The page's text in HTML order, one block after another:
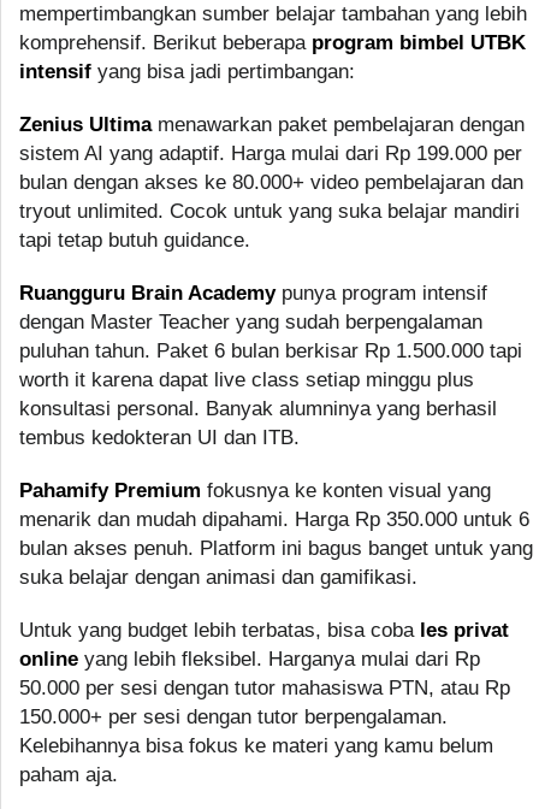
mempertimbangkan sumber belajar tambahan yang lebih
komprehensif. Berikut beberapa program bimbel UTBK
intensif yang bisa jadi pertimbangan:
Zenius Ultimamenawarkan paket pembelajaran dengan
sistem AI yang adaptif. Harga mulai dari Rp 199.000 per
bulan dengan akses ke 80.000+ video pembelajaran dan
tryout unlimited. Cocok untuk yang suka belajar mandiri
tapi tetap butuh guidance.
Ruangguru Brain Academypunya program intensif
dengan Master Teacher yang sudah berpengalaman
puluhan tahun. Paket 6 bulan berkisar Rp 1.500.000 tapi
worth it karena dapat live class setiap minggu plus
konsultasi personal. Banyak alumninya yang berhasil
tembus kedokteran UI dan ITB.
Pahamify Premium fokusnya ke konten visual yang
menarik dan mudah dipahami. Harga Rp 350.000 untuk 6
bulan akses penuh. Platform ini bagus banget untuk yang
suka belajar dengan animasi dan gamifikasi.
Untuk yang budget lebih terbatas, bisa coba les privat
online yang lebih fleksibel. Harganya mulai dari Rp
50.000 per sesi dengan tutor mahasiswa PTN, atau Rp
150.000+ per sesi dengan tutor berpengalaman.
Kelebihannya bisa fokus ke materi yang kamu belum
paham aja.